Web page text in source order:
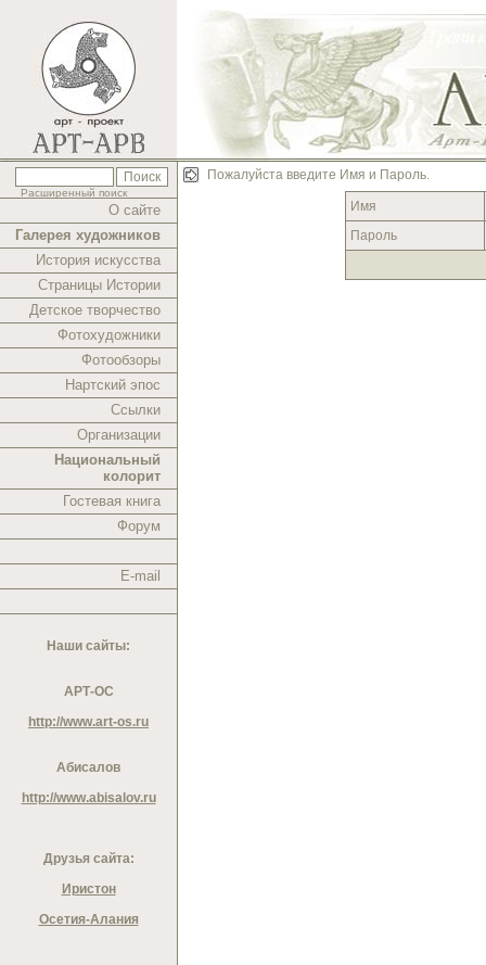
Расширенный поиск
О сайте
Галерея художников
История искусства
Страницы Истории
Детское творчество
Фотохудожники
Фотообзоры
Нартский эпос
Ссылки
Организации
Национальный
колорит
Гостевая книга
Форум
E-mail
Наши сайты:
АРТ-ОС
http://www.art-os.ru
Абисалов
http://www.abisalov.ru
Друзья сайта:
Иристон
Осетия-Алания
Пожалуйста введите Имя и Пароль.
Имя
Пароль